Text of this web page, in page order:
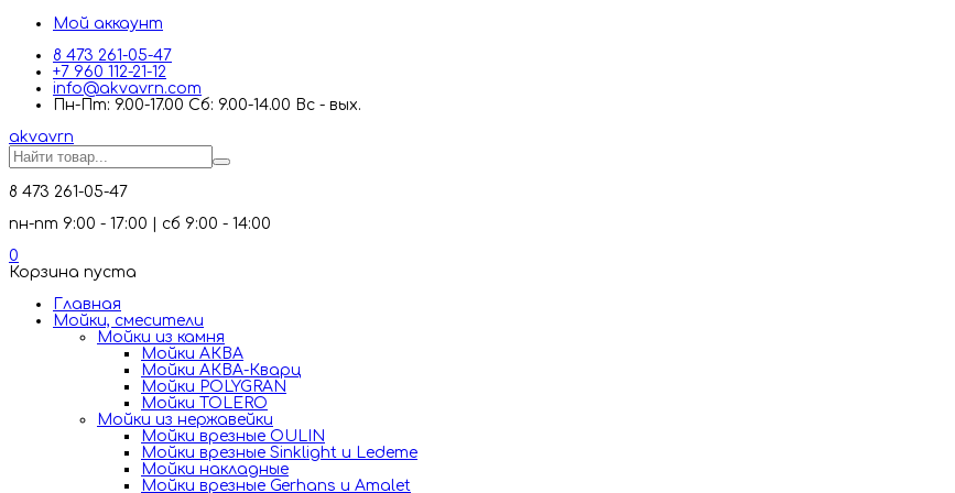
Мой аккаунт
8 473 261-05-47
+7 960 112-21-12
info@akvavrn.com
Пн-Пт: 9.00-17.00 Сб: 9.00-14.00 Вс - вых.
akvavrn
8 473 261-05-47
пн-пт 9:00 - 17:00 | сб 9:00 - 14:00
0
Корзина пуста
Главная
Мойки, смесители
Mойки из камня
Мойки АКВА
Мойки АКВА-Кварц
Мойки POLYGRAN
Мойки TOLERO
Мойки из нержавейки
Мойки врезные OULIN
Мойки врезные Sinklight и Ledeme
Мойки накладные
Мойки врезные Gerhans и Amalet